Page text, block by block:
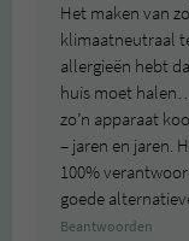
Het maken van
klimaatneutraal
allergieën hebt
huis moet
zo’n apparaat
– jaren en jaren.
100%
goede
Beantwoorden